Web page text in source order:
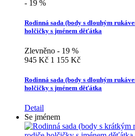
- 19 %
Rodinná sada (body s dlouhým
holčičky s jménem děťátka
Zlevněno - 19 %
945 Kč 1 155 Kč
Rodinná sada (body s dlouhým
holčičky s jménem děťátka
Detail
Se jménem